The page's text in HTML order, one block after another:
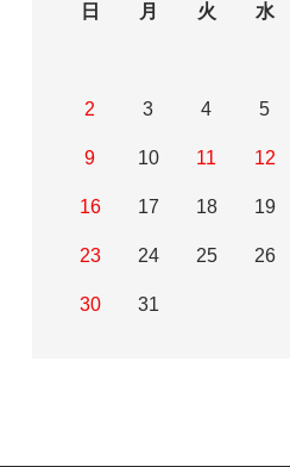
日
月 火 水
2 3 4 5
9 10 11 12
16 17 18 19
23 24 25 26
30 31